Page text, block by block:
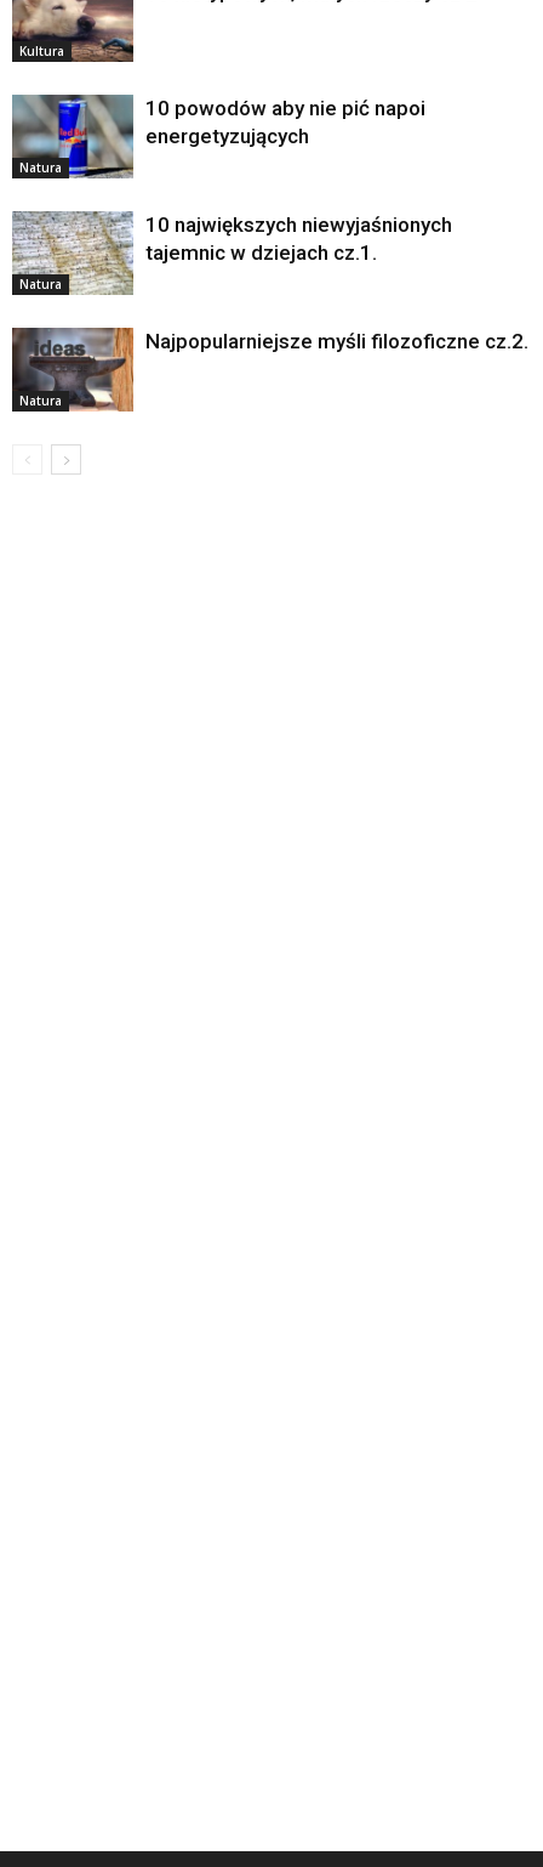
Kultura
Natura
10 powodów aby nie pić napoi
energetyzujących
Natura
10 największych niewyjaśnionych
tajemnic w dziejach cz.1.
Natura
Najpopularniejsze myśli filozoficzne cz.2.